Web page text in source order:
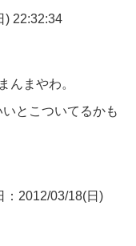
) 22:32:34
んまやわ。
とこついてるかも
：2012/03/18(日)